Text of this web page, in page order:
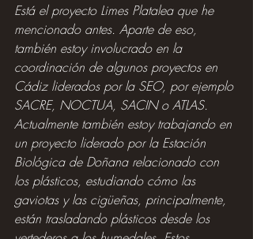
Está el proyecto Limes Platalea que he
mencionado antes. Aparte de eso,
también estoy involucrado en la
coordinación de algunos proyectos en
Cádiz liderados por la SEO, por ejemplo
SACRE, NOCTUA, SACIN o ATLAS.
Actualmente también estoy trabajando en
un proyecto liderado por la Estación
Biológica de Doñana relacionado con
los plásticos, estudiando cómo las
gaviotas y las cigüeñas, principalmente,
están trasladando plásticos desde los